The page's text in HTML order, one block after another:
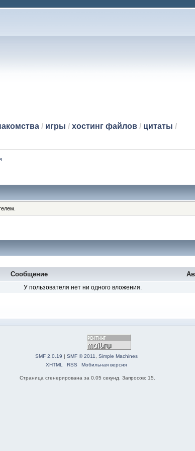
/ игры / хостинг файлов/ цитаты /
Сообщение
У пользователя нет ни одного вложения.
SMF 2.0.19 | SMF © 2011
Simple Machines
XHTML
RSS Мобильная версия
Страница сгенерирована за 0.05 секунд. Запросов: 15.